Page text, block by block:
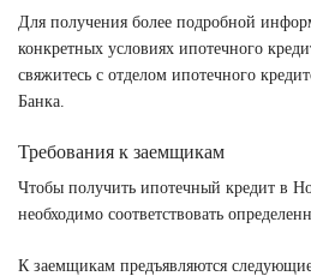
Для получения более подробной
конкретных условиях ипотечного
свяжитесь с отделом ипотечного
Банка.
Требования к заемщикам
Чтобы получить ипотечный кредит в
необходимо соответствовать
К заемщикам предъявляются следующие